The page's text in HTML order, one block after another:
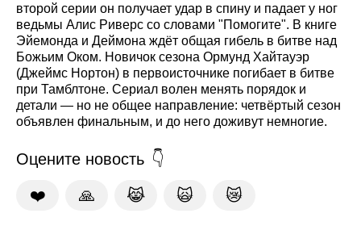
второй серии он получает удар в спину и падает у ног
ведьмы Алис Риверс со словами "Помогите". В книге
Эйемонда и Деймона ждёт общая гибель в битве над
Божьим Оком. Новичок сезона Ормунд Хайтауэр
(Джеймс Нортон) в первоисточнике погибает в битве
при Тамблтоне. Сериал волен менять порядок и
детали — но не общее направление: четвёртый сезон
объявлен финальным, и до него доживут немногие.
Оцените новость
❤️ 🙏 😹 🙀 😿